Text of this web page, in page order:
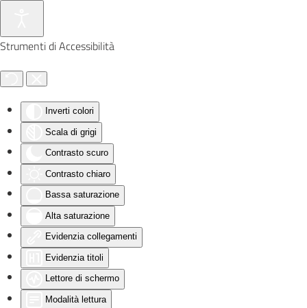
Strumenti di Accessibilità
Inverti colori
Scala di grigi
Contrasto scuro
Contrasto chiaro
Bassa saturazione
Alta saturazione
Evidenzia collegamenti
Evidenzia titoli
Lettore di schermo
Modalità lettura
Skip to main content